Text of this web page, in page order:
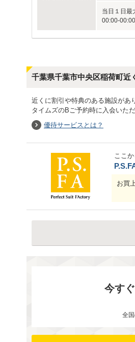
当日１日最
00:00-
千葉県千葉市中央区稲荷町近
近くに割引や特典のある施設があ
タイムズのBご予約時に入会いた
優待サービスとは？
ここか
お買
今すぐ
全